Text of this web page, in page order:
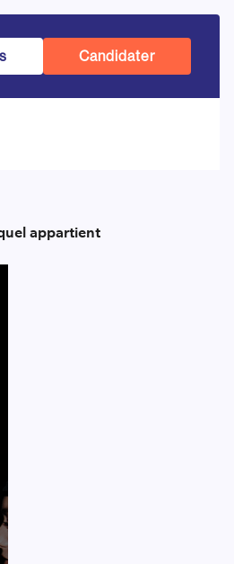
Candidater
appartient